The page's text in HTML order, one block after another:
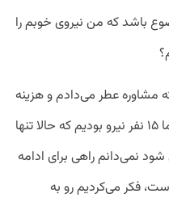
باشد که من نیروی خوبم را
مشاوره عطر می‌دادم و هزینه
زیادی صرف تولید محتوا کرده بودم. ما ۱۵ نفر نیرو بودیم که حالا تنها
نمی‌دانم راهی برای ادامه
فکر می‌کردیم رو به